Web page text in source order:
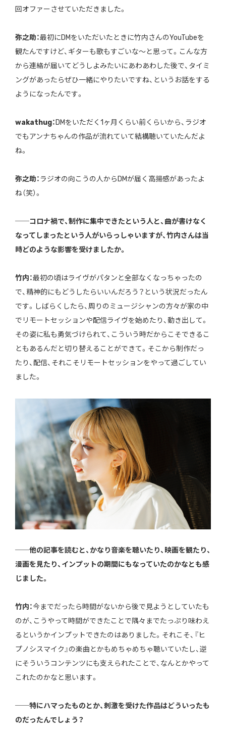
回オファーさせていただきました。
弥之助：最初にDMをいただいたときに竹内さんのYouTubeを
観たんですけど、ギターも歌もすごいな～と思って。こんな方
から連絡が届いてどうしよみたいにあわあわした後で、タイミ
ングがあったらぜひ一緒にやりたいですね、というお話をする
ようになったんです。
wakathug： DMをいただく1ヶ月くらい前くらいから、ラジオ
でもアンナちゃんの作品が流れていて結構聴いていたんだよ
ね。
弥之助：ラジオの向こうの人からDMが届く高揚感があったよ
ね（笑）。
──コロナ禍で、制作に集中できたという人と、曲が書けなく
なってしまったという人がいらっしゃいますが、竹内さんは当
時どのような影響を受けましたか。
竹内：最初の頃はライヴがパタンと全部なくなっちゃったの
で、精神的にもどうしたらいいんだろう？という状況だったん
です。しばらくしたら、周りのミュージシャンの方々が家の中
でリモートセッションや配信ライヴを始めたり、動き出して。
その姿に私も勇気づけられて、こういう時だからこそできるこ
ともあるんだと切り替えることができて。そこから制作だっ
たり、配信、それこそリモートセッションをやって過ごしてい
ました。
──他の記事を読むと、かなり音楽を聴いたり、映画を観たり、
漫画を見たり、インプットの期間にもなっていたのかなとも感
じました。
竹内：今までだったら時間がないから後で見ようとしていたも
のが、こうやって時間ができたことで隅々までたっぷり味わえ
るというかインプットできたのはありました。それこそ、『ヒ
プノシスマイク』の楽曲とかもめちゃめちゃ聴いていたし、逆
にそういうコンテンツにも支えられたことで、なんとかやって
これたのかなと思います。
──特にハマったものとか、刺激を受けた作品はどういったも
のだったんでしょう？